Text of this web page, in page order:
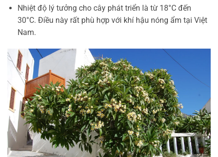
Nhiệt độ lý tưởng cho cây phát triển là từ 18°C đến
30°C. Điều này rất phù hợp với khí hậu nóng ẩm tại Việt
Nam.